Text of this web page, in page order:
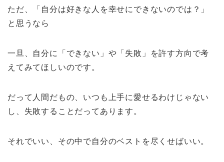
ただ、「自分は好きな人を幸せにできないのでは？」
と思うなら
一旦、自分に「できない」や「失敗」を許す方向で考
えてみてほしいのです。
だって人間だもの、いつも上手に愛せるわけじゃない
し、失敗することだってあります。
それでいい、その中で自分のベストを尽くせばいい。